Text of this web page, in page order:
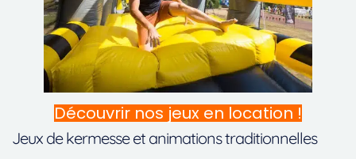
Découvrir nos jeux en location !
Jeux de kermesse et animations traditionnelles